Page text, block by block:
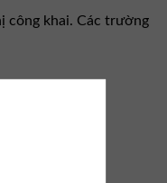
công khai. Các trường